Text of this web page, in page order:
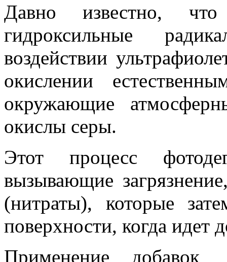
Давно известно, что
гидроксильные
воздействии
окислении
окружающие
окислы серы.
Этот процесс
вызывающие
(нитраты), которые
поверхности, когда идет
Применение добавок